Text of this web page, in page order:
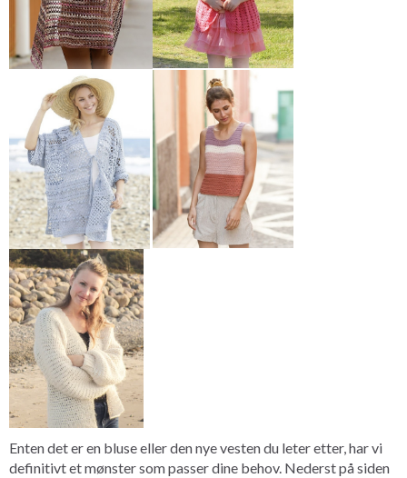
Enten det er en bluse eller den nye vesten du leter etter, har vi
definitivt et mønster som passer dine behov. Nederst på siden